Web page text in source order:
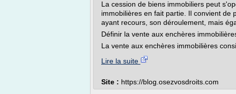
La cession de biens immobiliers peut
immobilières en fait partie. Il convient de
ayant recours, son déroulement, mais
Définir la vente aux enchères
La vente aux enchères immobilières
Lire la suite
Site : https://blog.osezvosdroits.com